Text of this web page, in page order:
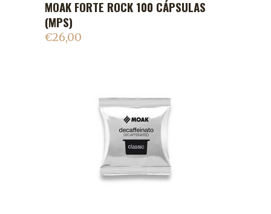
ADICIONAR AO CARRINHO
MOAK FORTE ROCK 100 CÁPSULAS
(MPS)
€26,00